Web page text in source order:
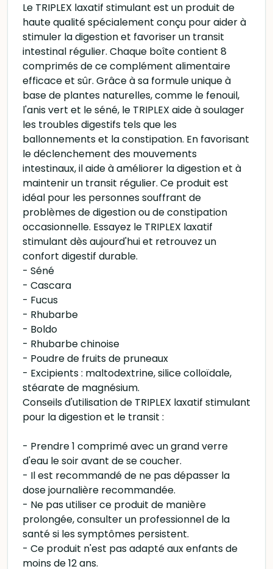
Le TRIPLEX laxatif stimulant est un produit de
haute qualité spécialement conçu pour aider à
stimuler la digestion et favoriser un transit
intestinal régulier. Chaque boîte contient 8
comprimés de ce complément alimentaire
efficace et sûr. Grâce à sa formule unique à
base de plantes naturelles, comme le fenouil,
l'anis vert et le séné, le TRIPLEX aide à soulager
les troubles digestifs tels que les
ballonnements et la constipation. En favorisant
le déclenchement des mouvements
intestinaux, il aide à améliorer la digestion et à
maintenir un transit régulier. Ce produit est
idéal pour les personnes souffrant de
problèmes de digestion ou de constipation
occasionnelle. Essayez le TRIPLEX laxatif
stimulant dès aujourd'hui et retrouvez un
confort digestif durable.
- Séné
- Cascara
- Fucus
- Rhubarbe
- Boldo
- Rhubarbe chinoise
- Poudre de fruits de pruneaux
- Excipients : maltodextrine, silice colloïdale,
stéarate de magnésium.
Conseils d'utilisation de TRIPLEX laxatif stimulant
pour la digestion et le transit :
- Prendre 1 comprimé avec un grand verre
d'eau le soir avant de se coucher.
- Il est recommandé de ne pas dépasser la
dose journalière recommandée.
- Ne pas utiliser ce produit de manière
prolongée, consulter un professionnel de la
santé si les symptômes persistent.
- Ce produit n'est pas adapté aux enfants de
moins de 12 ans.